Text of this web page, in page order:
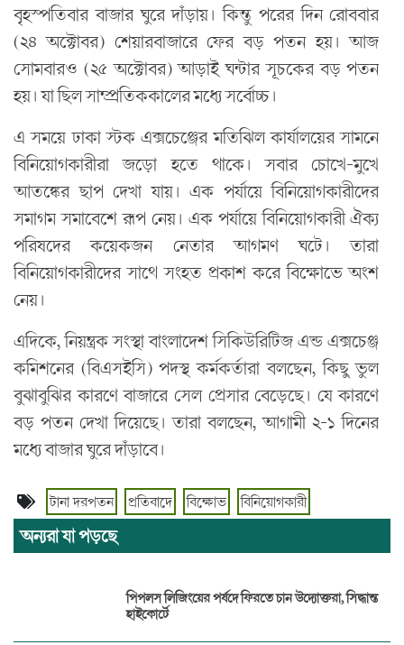
বৃহস্পতিবার বাজার ঘুরে দাঁড়ায়। কিন্তু পরের দিন রোববার
(২৪ অক্টোবর) শেয়ারবাজারে ফের বড় পতন হয়। আজ
সোমবারও (২৫ অক্টোবর) আড়াই ঘন্টার সূচকের বড় পতন
হয়। যা ছিল সাম্প্রতিককালের মধ্যে সর্বোচ্চ।
এ সময়ে ঢাকা স্টক এক্সচেঞ্জের মতিঝিল কার্যালয়ের সামনে
বিনিয়োগকারীরা জড়ো হতে থাকে। সবার চোখে-মুখে
আতঙ্কের ছাপ দেখা যায়। এক পর্যায়ে বিনিয়োগকারীদের
সমাগম সমাবেশে রূপ নেয়। এক পর্যায়ে বিনিয়োগকারী ঐক্য
পরিষদের কয়েকজন নেতার আগমণ ঘটে। তারা
বিনিয়োগকারীদের সাথে সংহত প্রকাশ করে বিক্ষোভে অংশ
নেয়।
এদিকে, নিয়ন্ত্রক সংস্থা বাংলাদেশ সিকিউরিটিজ এন্ড এক্সচেঞ্জ
কমিশনের (বিএসইসি) পদস্থ কর্মকর্তারা বলছেন, কিছু ভুল
বুঝাবুঝির কারণে বাজারে সেল প্রেসার বেড়েছে। যে কারণে
বড় পতন দেখা দিয়েছে। তারা বলছেন, আগামী ২-১ দিনের
মধ্যে বাজার ঘুরে দাঁড়াবে।
টানা দরপতন প্রতিবাদে বিক্ষোভ বিনিয়োগকারী
অন্যরা যা পড়ছে
পিপলস লিজিংয়ের পর্ষদে ফিরতে চান উদ্যোক্তরা, সিদ্ধান্ত
হাইকোর্টে